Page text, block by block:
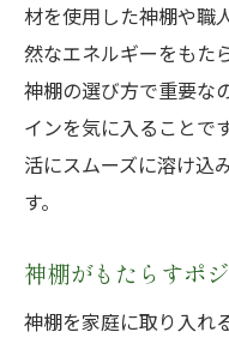
材を使用した神棚や職
然なエネルギーをもた
神棚の選び方で重要な
インを気に入ることで
活にスムーズに溶け込
す。
神棚がもたらすポ
神棚を家庭に取り入れ